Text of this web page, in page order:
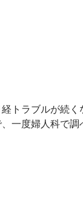
トラブルが続く
一度婦人科で調